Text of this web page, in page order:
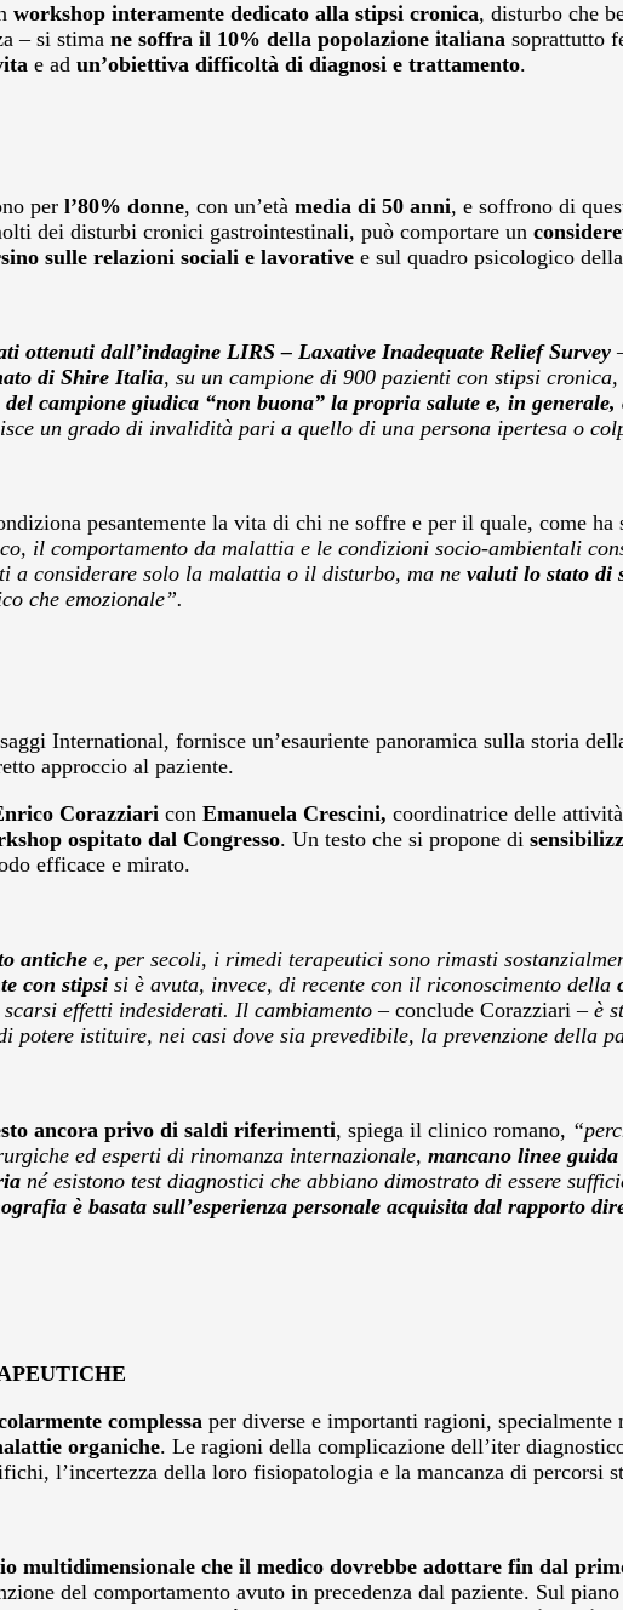
workshop interamente dedicato alla stipsi cronica, disturbo che
– si stima ne soffra il 10% della popolazione italiana soprattutto
e ad un’obiettiva difficoltà di diagnosi e trattamento.
per l’80% donne, con un’età media di 50 anni, e soffrono di
dei disturbi cronici gastrointestinali, può comportare un
sulle relazioni sociali e lavorative e sul quadro psicologico
ottenuti dall’indagine LIRS – Laxative Inadequate Relief Survey
di Shire Italia, su un campione di 900 pazienti con stipsi
campione giudica “non buona” la propria salute e, in
un grado di invalidità pari a quello di una persona ipertesa o
pesantemente la vita di chi ne soffre e per il quale, come
il comportamento da malattia e le condizioni socio-ambientali
a considerare solo la malattia o il disturbo, ma ne valuti lo stato di
che emozionale”.
International, fornisce un’esauriente panoramica sulla storia
approccio al paziente.
Corazziari con Emanuela Crescini, coordinatrice delle
ospitato dal Congresso. Un testo che si propone di
efficace e mirato.
antiche e, per secoli, i rimedi terapeutici sono rimasti
con stipsi si è avuta, invece, di recente con il riconoscimento della
effetti indesiderati. Il cambiamento – conclude Corazziari – è
potere istituire, nei casi dove sia prevedibile, la prevenzione della
ancora privo di saldi riferimenti, spiega il clinico romano,
ed esperti di rinomanza internazionale, mancano linee
né esistono test diagnostici che abbiano dimostrato di essere
è basata sull’esperienza personale acquisita dal rapporto
complessa per diverse e importanti ragioni, specialmente
organiche. Le ragioni della complicazione dell’iter
l’incertezza della loro fisiopatologia e la mancanza di percorsi
multidimensionale che il medico dovrebbe adottare fin dal
del comportamento avuto in precedenza dal paziente. Sul